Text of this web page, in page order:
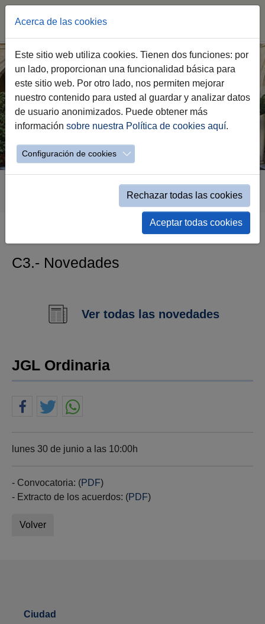
Saltar
al
contenido
principal
Estás
C.- Inform. de Interés
C3.- Novedades
C3.- Novedades
Ver todas las novedades
JGL Ordinaria
lunes 30 de junio a las 10:00h
- Convocatoria: (PDF)
- Extracto de los acuerdos: (PDF)
Volver
Ciudad
Acerca de las cookies
Este sitio web utiliza cookies. Tienen dos funciones: por
un lado, proporcionan una funcionalidad básica para
este sitio web. Por otro lado, nos permiten mejorar
nuestro contenido para usted al guardar y analizar datos
de usuario anonimizados. Puede obtener más
información sobre nuestra Política de cookies aquí.
Configuración de cookies
Rechazar todas las cookies
Aceptar todas cookies